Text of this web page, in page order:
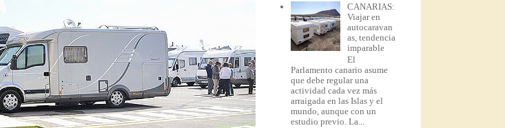
CANARIAS:
Viajar en
autocaravan
as, tendencia
imparable
El
Parlamento canario asume
que debe regular una
actividad cada vez más
arraigada en las Islas y el
mundo, aunque con un
estudio previo. La...